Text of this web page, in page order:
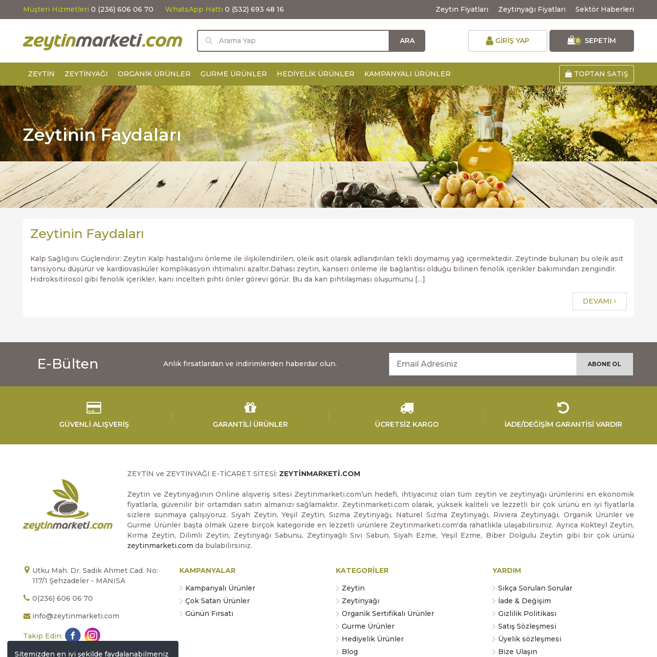
Müşteri Hizmetleri 0 (236) 606 06 70 WhatsApp Hattı 0 (532) 693 48 16 Zeytin Fiyatları Zeytinyağı Fiyatları Sektör Haberleri
ARA GİRİŞ YAP 0 SEPETİM
ZEYTIN ZEYTINYAĞI ORGANIK ÜRÜNLER GURME ÜRÜNLER HEDIYELIK ÜRÜNLER KAMPANYALI ÜRÜNLER TOPTAN SATIŞ
Zeytinin Faydaları
Zeytinin Faydaları
Kalp Sağlığını Güçlendirir: Zeytin Kalp hastalığını önleme ile ilişkilendirilen, oleik asit olarak adlandırılan tekli doymamış yağ içermektedir. Zeytinde bulunan bu oleik asit
tansiyonu düşürür ve kardiovasküler komplikasyon ihtimalini azaltır.Dahası zeytin, kanseri önleme ile bağlantısı olduğu bilinen fenolik içerikler bakımından zengindir.
Hidroksitirosol gibi fenolik içerikler, kanı incelten pıhtı önler görevi görür. Bu da kan pıhtılaşması oluşumunu […]
DEVAMI
E-Bülten Anlık fırsatlardan ve indirimlerden haberdar olun.
GÜVENLİ ALIŞVERİŞ GARANTİLİ ÜRÜNLER ÜCRETSİZ KARGO İADE/DEĞİŞİM GARANTİSİ VARDIR
ZEYTİN ve ZEYTİNYAĞI E-TİCARET SİTESİ: ZEYTİNMARKETİ.COM
Zeytin ve Zeytinyağının Online alışveriş sitesi Zeytinmarketi.com’un hedefi, ihtiyacınız olan tüm zeytin ve zeytinyağı ürünlerini en ekonomik
fiyatlarla, güvenilir bir ortamdan satın almanızı sağlamaktır. Zeytinmarketi.com olarak, yüksek kaliteli ve lezzetli bir çok ürünü en iyi fiyatlarla
sizlere sunmaya çalışıyoruz. Siyah Zeytin, Yeşil Zeytin, Sızma Zeytinyağı, Naturel Sızma Zeytinyağı, Riviera Zeytinyağı, Organik Ürünler ve
Gurme Ürünler başta olmak üzere birçok kategoride en lezzetli ürünlere Zeytinmarketi.com'da rahatlıkla ulaşabilirsiniz. Ayrıca Kokteyl Zeytin,
Kırma Zeytin, Dilimli Zeytin, Zeytinyağı Sabunu, Zeytinyağlı Sıvı Sabun, Siyah Ezme, Yeşil Ezme, Biber Dolgulu Zeytin gibi bir çok ürünü
zeytinmarketi.com da bulabilirsiniz.
Utku Mah. Dr. Sadık Ahmet Cad. No:
117/1 Şehzadeler - MANISA
0(236) 606 06 70
info@zeytinmarketi.com
Takip Edin:
KAMPANYALAR
Kampanyalı Ürünler
Çok Satan Ürünler
Günün Fırsatı
KATEGORİLER
Zeytin
Zeytinyağı
Organik Sertifikalı Ürünler
Gurme Ürünler
Hediyelik Ürünler
Blog
YARDIM
Sıkça Sorulan Sorular
İade & Değişim
Gizlilik Politikası
Satış Sözleşmesi
Üyelik sözleşmesi
Bize Ulaşın
Sitemizden en iyi şekilde faydalanabilmeniz